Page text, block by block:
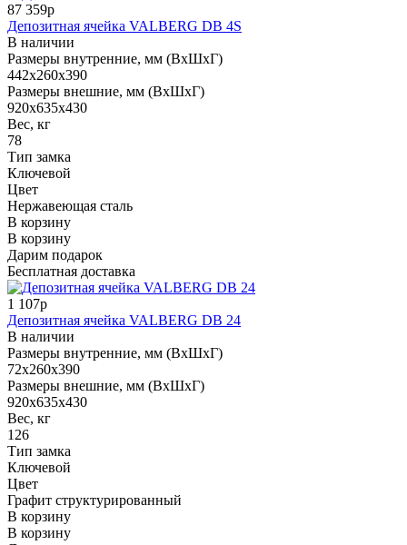
87 359р
Депозитная ячейка VALBERG DB 4S
В наличии
Размеры внутренние, мм (ВхШхГ)
442x260x390
Размеры внешние, мм (ВхШхГ)
920x635x430
Вес, кг
78
Тип замка
Ключевой
Цвет
Нержавеющая сталь
В корзину
В корзину
Дарим подарок
Бесплатная доставка
1 107р
Депозитная ячейка VALBERG DB 24
В наличии
Размеры внутренние, мм (ВхШхГ)
72x260x390
Размеры внешние, мм (ВхШхГ)
920x635x430
Вес, кг
126
Тип замка
Ключевой
Цвет
Графит структурированный
В корзину
В корзину